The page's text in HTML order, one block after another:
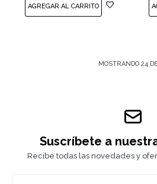
MOSTRANDO 24
Suscríbete a
Recibe todas las novedades y